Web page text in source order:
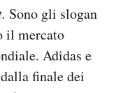
Sono gli slogan
il mercato
Adidas e
finale dei